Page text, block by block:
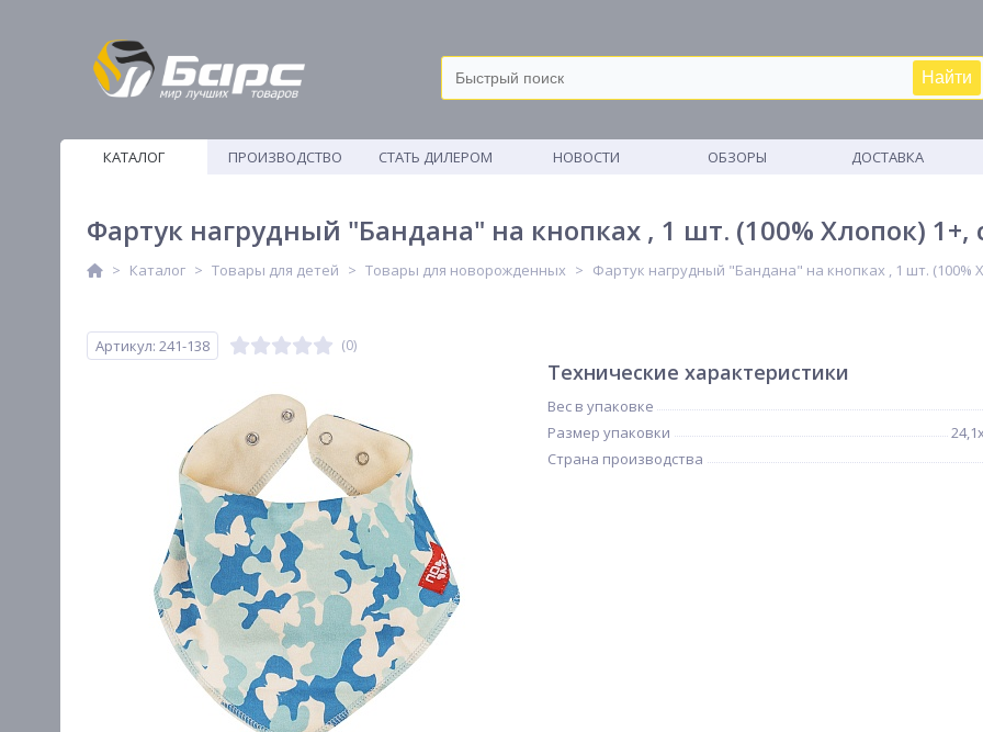
Найти
КАТАЛОГ
ПРОИЗВОДСТВО
СТАТЬ ДИЛЕРОМ НОВОСТИ ОБЗОРЫ ДОСТАВКА
Фартук нагрудный "Бандана" на кнопках , 1 шт. (100% Хлопок) 1+,
Каталог Товары для детей Товары для новорожденных Фартук нагрудный "Бандана" на кнопках , 1 шт. (100%
Артикул: 241-138 (0)
Технические характеристики
Вес в упаковке
Размер упаковки
Страна производства